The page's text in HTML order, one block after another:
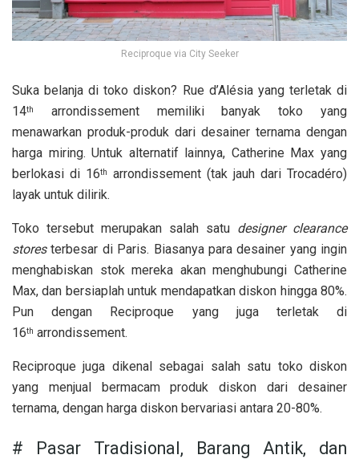
Reciproque via City Seeker
Suka belanja di toko diskon? Rue d’Alésia yang terletak di
14th
arrondissement memiliki banyak toko yang
menawarkan produk-produk dari desainer ternama dengan
harga miring. Untuk alternatif lainnya, Catherine Max yang
berlokasi di 16th
arrondissement (tak jauh dari Trocadéro)
layak untuk dilirik.
Toko tersebut merupakan salah satu designer clearance
storesterbesar di Paris. Biasanya para desainer yang ingin
menghabiskan stok mereka akan menghubungi Catherine
Max, dan bersiaplah untuk mendapatkan diskon hingga 80%.
Pun dengan Reciproque yang juga terletak di
16th arrondissement.
Reciproque juga dikenal sebagai salah satu toko diskon
yang menjual bermacam produk diskon dari desainer
ternama, dengan harga diskon bervariasi antara 20-80%.
# Pasar Tradisional, Barang Antik, dan